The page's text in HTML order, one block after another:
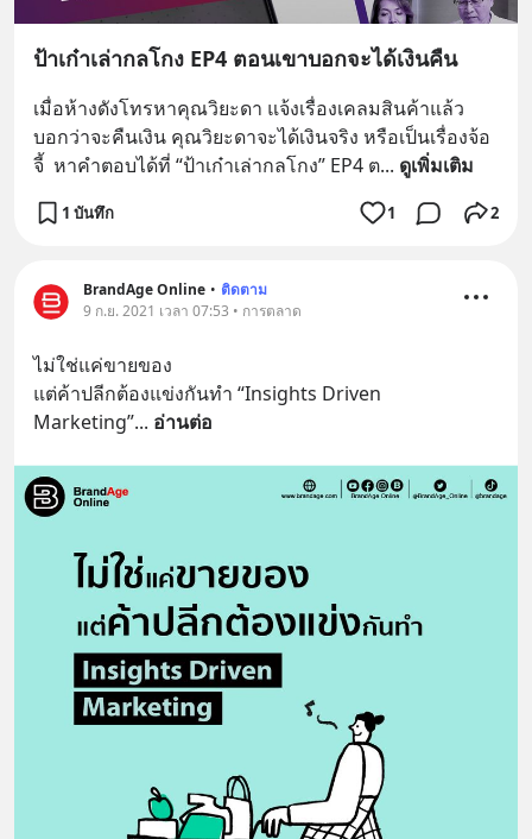
ป้าเก๋าเล่ากลโกง EP4 ตอนเขาบอกจะได้เงินคืน
เมื่อห้างดังโทรหาคุณวิยะดา แจ้งเรื่องเคลมสินค้าแล้ว
บอกว่าจะคืนเงิน คุณวิยะดาจะได้เงินจริง หรือเป็นเรื่องจ้อ
จี้  หาคำตอบได้ที่ “ป้าเก๋าเล่ากลโกง” EP4 ต... ดูเพิ่มเติม
1 บันทึก 1 2
BrandAge Online • ติดตาม
9 ก.ย. 2021 เวลา 07:53 • การตลาด
ไม่ใช่แค่ขายของ
แต่ค้าปลีกต้องแข่งกันทำ “Insights Driven
Marketing”... อ่านต่อ